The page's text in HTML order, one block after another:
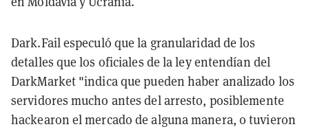
Dark.Fail especuló que la granularidad de los
detalles que los oficiales de la ley entendían del
DarkMarket "indica que pueden haber analizado los
servidores mucho antes del arresto, posiblemente
hackearon el mercado de alguna manera, o tuvieron